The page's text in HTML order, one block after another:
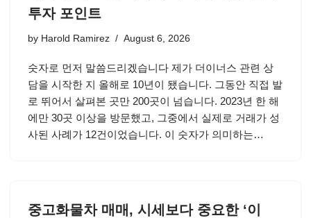
투자 포인트
by Harold Ramirez August 6, 2026
숫자로 먼저 말씀드리겠습니다 제가 더이너스 관련 상
담을 시작한 지 올해로 10년이 됐습니다. 그동안 직접 발
로 뛰어서 살펴본 곳만 200곳이 넘습니다. 2023년 한 해
에만 30곳 이상을 방문했고, 그중에서 실제로 거래가 성
사된 사례가 12건이었습니다. 이 숫자가 의미하는…
중고화물차 매매, 시세보다 중요한 ‘이